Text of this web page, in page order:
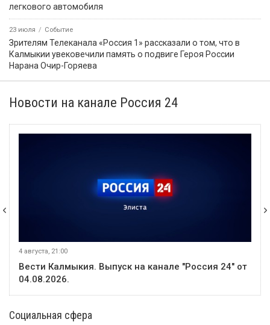
легкового автомобиля
23 июля Событие
Зрителям Телеканала «Россия 1» рассказали о том, что в
Калмыкии увековечили память о подвиге Героя России
Нарана Очир-Горяева
Новости на канале Россия 24
4 августа, 21:00
Вести Калмыкия. Выпуск на канале "Россия 24" от
04.08.2026.
Социальная сфера